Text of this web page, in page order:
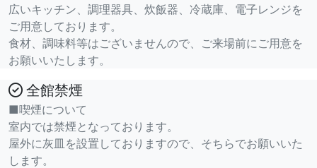
広いキッチン、調理器具、炊飯器、冷蔵庫、電子レンジを
ご用意しております。
食材、調味料等はございませんので、ご来場前にご用意を
お願いいたします。
全館禁煙
■喫煙について
室内では禁煙となっております。
屋外に灰皿を設置しておりますので、そちらでお願いいた
します。